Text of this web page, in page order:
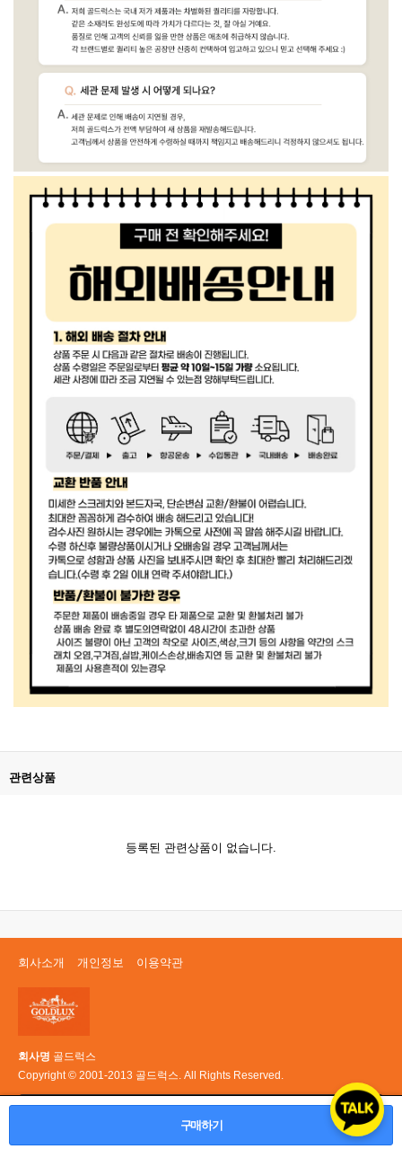
구매하기
관련상품
등록된 관련상품이 없습니다.
회사소개 개인정보 이용약관
회사명 골드럭스
Copyright © 2001-2013 골드럭스. All Rights Reserved.
PC 버전